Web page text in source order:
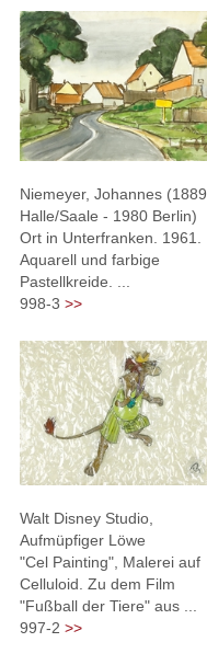
Niemeyer, Johannes (1889
Halle/Saale - 1980 Berlin)
Ort in Unterfranken. 1961.
Aquarell und farbige
Pastellkreide. ...
998-3 >>
Walt Disney Studio,
Aufmüpfiger Löwe
"Cel Painting", Malerei auf
Celluloid. Zu dem Film
"Fußball der Tiere" aus ...
997-2 >>